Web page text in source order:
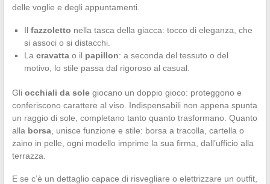
delle voglie e degli appuntamenti.
Il fazzoletto nella tasca della giacca: tocco di eleganza, che
si associ o si distacchi.
La cravattao il papillon: a seconda del tessuto o del
motivo, lo stile passa dal rigoroso al casual.
Gli occhiali da solegiocano un doppio gioco: proteggono e
conferiscono carattere al viso. Indispensabili non appena spunta
un raggio di sole, completano tanto quanto trasformano. Quanto
alla borsa, unisce funzione e stile: borsa a tracolla, cartella o
zaino in pelle, ogni modello imprime la sua firma, dall’ufficio alla
terrazza.
E se c’è un dettaglio capace di risvegliare o elettrizzare un outfit,